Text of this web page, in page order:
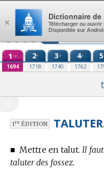
Aller au contenu
1 re
1694
2e
1718
3e
1740
4e
1762
5
1reÉDITION
■ Mettre en talut. Il
taluter des fossez.
×
Dictionnaire de
Télécharger ou ouvrir
Disponible sur